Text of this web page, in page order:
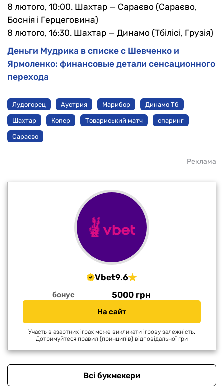
8 лютого, 10:00. Шахтар — Сараєво (Сараєво,
Боснія і Герцеговина)
8 лютого, 16:30. Шахтар — Динамо (Тбілісі, Грузія)
Деньги Мудрика в списке с Шевченко и
Ярмоленко: финансовые детали сенсационного
перехода
Лудогорец Аустрия Марибор Динамо Тб
Шахтар Копер Товариський матч спаринг
Сараєво
Реклама
Vbet9.6
бонус 5000 грн
На сайт
Участь в азартних іграх може викликати ігрову залежність.
Дотримуйтеся правил (принципів) відповідальної гри
Всі букмекери